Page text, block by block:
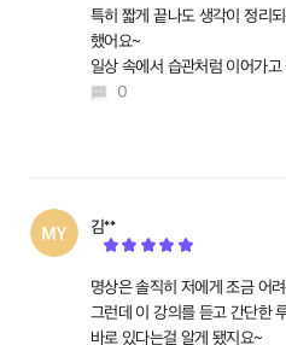
특히 짧게 끝나도 생각이 정리
했어요~
일상 속에서 습관처럼 이어가고
0
김**
명상은 솔직히 저에게 조금 어
그런데 이 강의를 듣고 간단한
바로 있다는걸 알게 됐지요~